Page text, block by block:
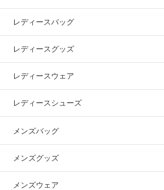
レディースバッグ
レディースグッズ
レディースウェア
レディースシューズ
メンズバッグ
メンズグッズ
メンズウェア